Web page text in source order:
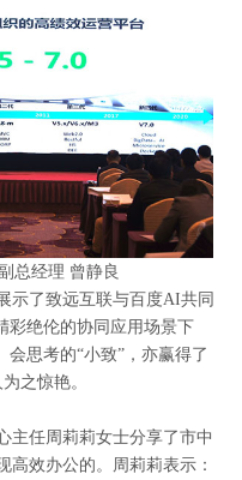
总经理 曾静良
示了致远互联与百度AI共同
彩绝伦的协同应用场景下
会思考的“小致”，亦赢得了
之惊艳。
主任周莉莉女士分享了市中
高效办公的。周莉莉表示：